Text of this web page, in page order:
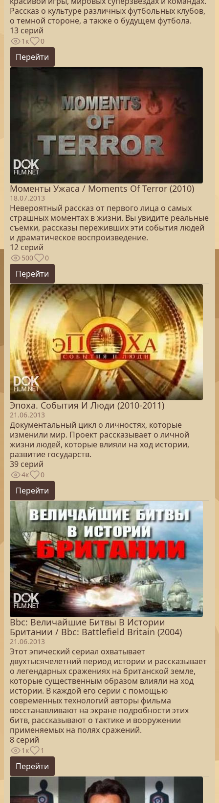
Рассказ о культуре различных футбольных клубов,
о темной стороне, а также о будущем футбола.
13 серий
1к 0
Перейти
Моменты Ужаса / Moments Of Terror (2010)
18.07.2013
Невероятный рассказ от первого лица о самых
страшных моментах в жизни. Вы увидите реальные
съемки, рассказы переживших эти события людей
и драматическое воспроизведение.
12 серий
500 0
Перейти
Эпоха. Cобытия И Люди (2010-2011)
21.06.2013
Документальный цикл о личностях, которые
изменили мир. Проект рассказывает о личной
жизни людей, которые влияли на ход истории,
развитие государств.
39 серий
4к 0
Перейти
Bbc: Величайшие Битвы В Истории
Британии / Bbc: Battlefield Britain (2004)
21.06.2013
Этот эпический сериал охватывает
двухтысячелетний период истории и рассказывает
о легендарных сражениях на британской земле,
которые существенным образом влияли на ход
истории. В каждой его серии с помощью
современных технологий авторы фильма
восстанавливают на экране подробности этих
битв, рассказывают о тактике и вооружении
применяемых на полях сражений.
8 серий
1к 1
Перейти